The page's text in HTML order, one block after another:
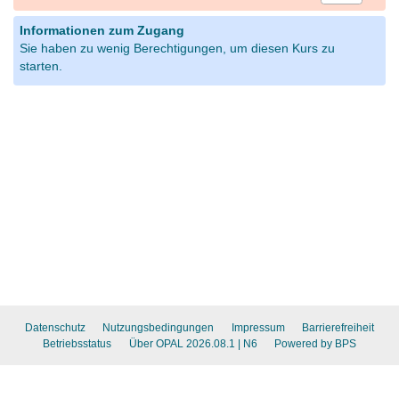
Informationen zum Zugang
Sie haben zu wenig Berechtigungen, um diesen Kurs zu
starten.
Datenschutz Nutzungsbedingungen Impressum
Barrierefreiheit
Betriebsstatus
Über OPAL 2026.08.1 | N6 Powered by BPS